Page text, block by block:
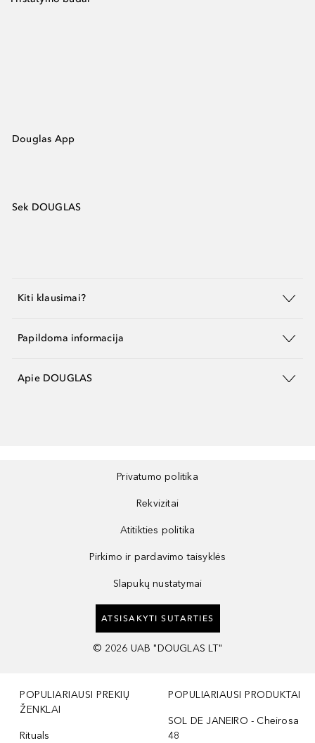
Douglas App
Sek DOUGLAS
Kiti klausimai?
Papildoma informacija
Apie DOUGLAS
Privatumo politika
Rekvizitai
Atitikties politika
Pirkimo ir pardavimo taisyklės
Slapukų nustatymai
ATSISAKYTI SUTARTIES
© 2026 UAB "DOUGLAS LT"
POPULIARIAUSI PREKIŲ
ŽENKLAI
Rituals
POPULIARIAUSI PRODUKTAI
SOL DE JANEIRO - Cheirosa
48